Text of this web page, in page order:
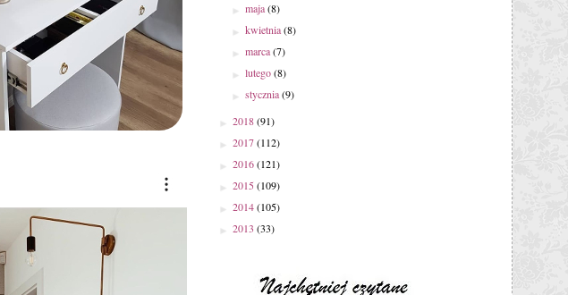
►maja(8)
►kwietnia(8)
►marca(7)
►lutego(8)
►stycznia(9)
► 2018(91)
► 2017(112)
► 2016(121)
► 2015(109)
► 2014(105)
► 2013 (33)